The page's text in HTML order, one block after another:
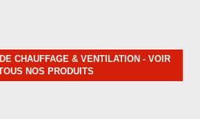
CHAUFFAGE & VENTILATION - VOIR
NOS PRODUITS